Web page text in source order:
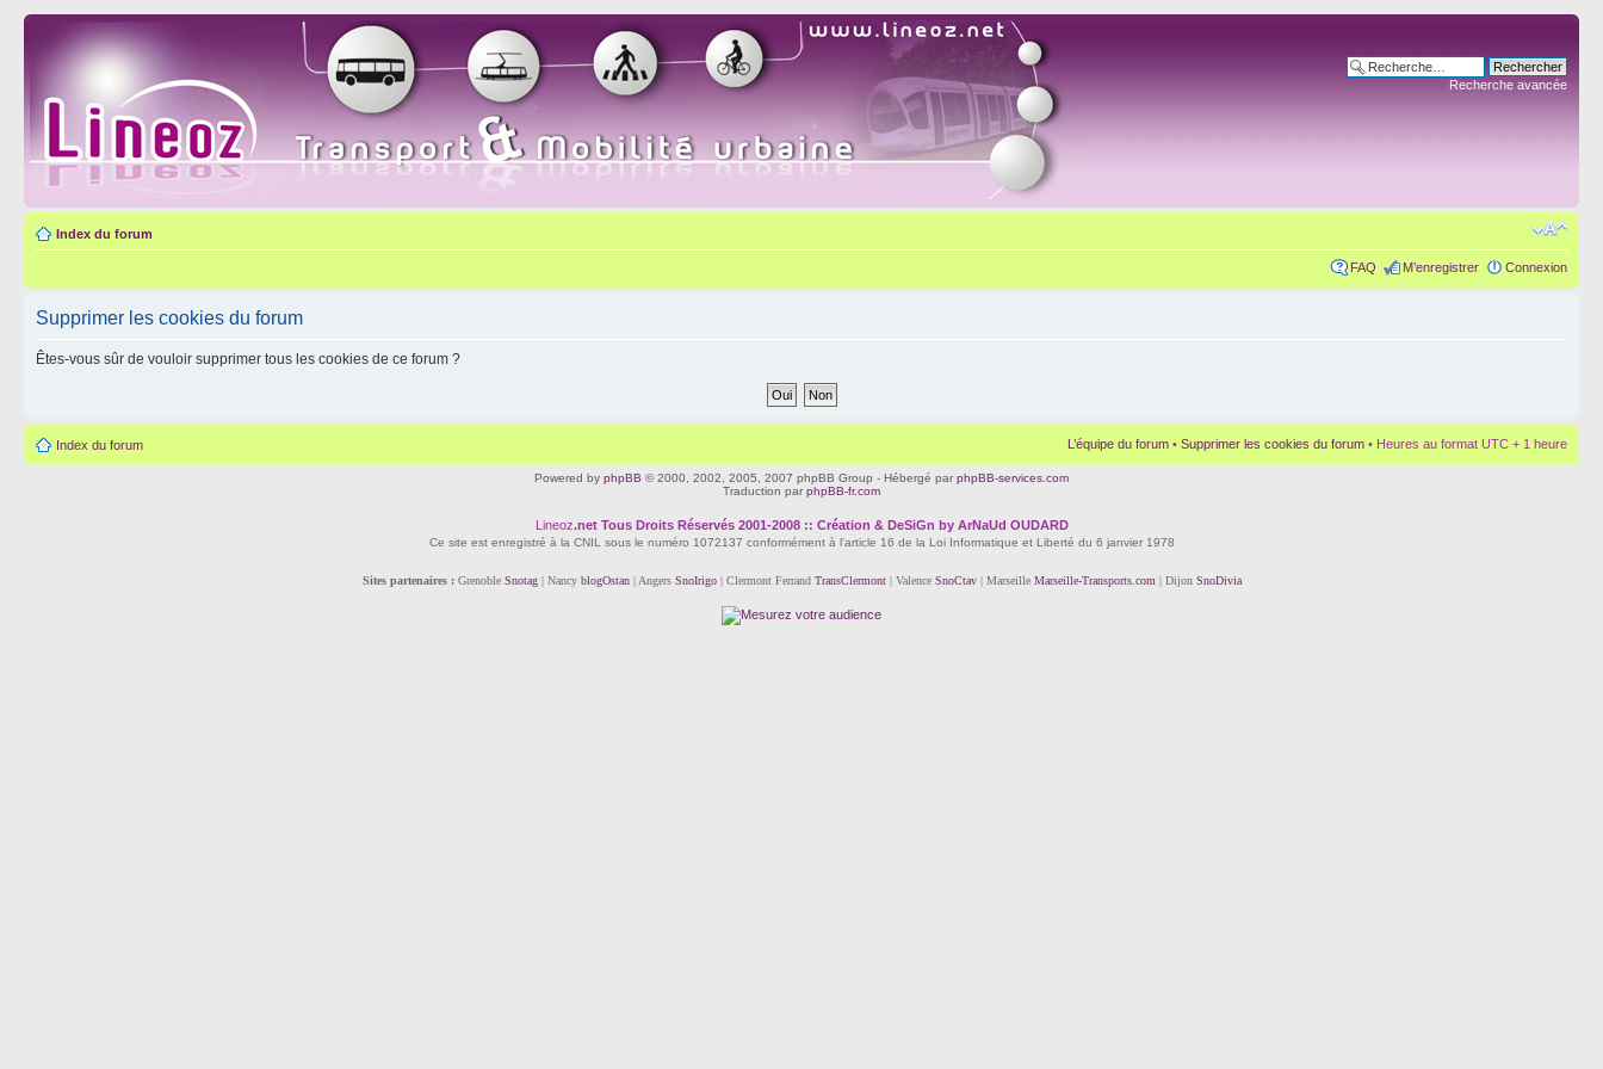
Recherche avancée
Index du forum
FAQ M’enregistrer Connexion
Supprimer les cookies du forum
Êtes-vous sûr de vouloir supprimer tous les cookies de ce forum ?
Index du forum L’équipe du forum • Supprimer les cookies du forum • Heures au format UTC + 1 heure
Powered by phpBB © 2000, 2002, 2005, 2007 phpBB Group - Hébergé par phpBB-services.com
Traduction par phpBB-fr.com
Lineoz.netTous Droits Réservés 2001-2008 :: Création & DeSiGn by ArNaUd OUDARD
Ce site est enregistré à la CNIL sous le numéro 1072137 conformément à l'article 16 de la Loi Informatique et Liberté du 6 janvier 1978
Sites partenaires :Grenoble Snotag| Nancy blogOstan| Angers SnoIrigo| Clermont Ferrand TransClermont| Valence SnoCtav| Marseille Marseille-Transports.com | Dijon SnoDivia